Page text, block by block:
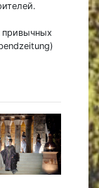
привычных